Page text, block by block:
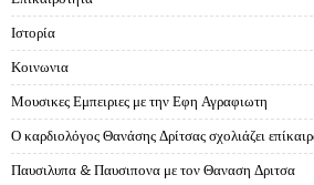
Ιστορία
Κοινωνια
Μουσικες Εμπειριες με την Εφη Αγραφιωτη
Ο καρδιολόγος Θανάσης Δρίτσας σχολιάζει
Παυσιλυπα & Παυσιπονα με τον Θαναση Δριτσα